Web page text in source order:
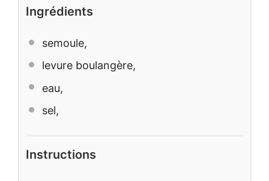
Ingrédients
semoule,
levure boulangère,
eau,
sel,
Instructions